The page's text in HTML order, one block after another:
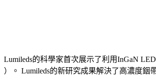
Lumileds的科學家首次展示了利用InGaN
）。 Lumileds的新研究成果解決了高濃度